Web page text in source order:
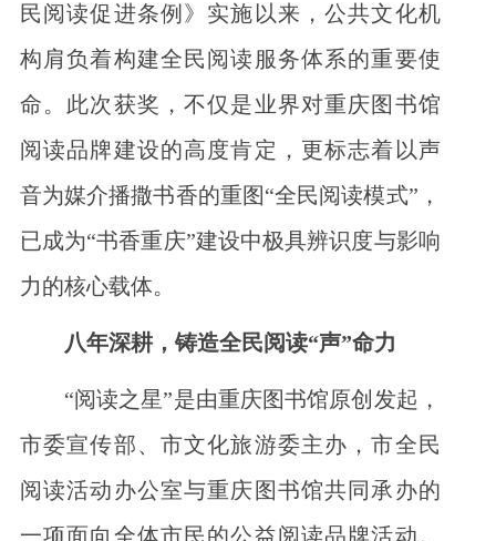
民阅读促进条例》实施以来，公共文化机
构肩负着构建全民阅读服务体系的重要使
命。此次获奖，不仅是业界对重庆图书馆
阅读品牌建设的高度肯定，更标志着以声
音为媒介播撒书香的重图“全民阅读模式”，
已成为“书香重庆”建设中极具辨识度与影响
力的核心载体。
八年深耕，铸造全民阅读“声”命力
“阅读之星”是由重庆图书馆原创发起，
市委宣传部、市文化旅游委主办，市全民
阅读活动办公室与重庆图书馆共同承办的
一项面向全体市民的公益阅读品牌活动。